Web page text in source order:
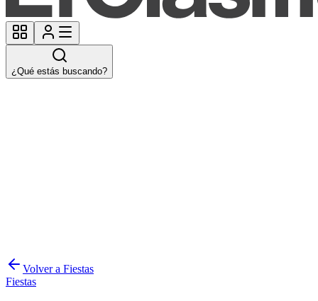
¿Qué estás buscando?
Volver a Fiestas
Fiestas